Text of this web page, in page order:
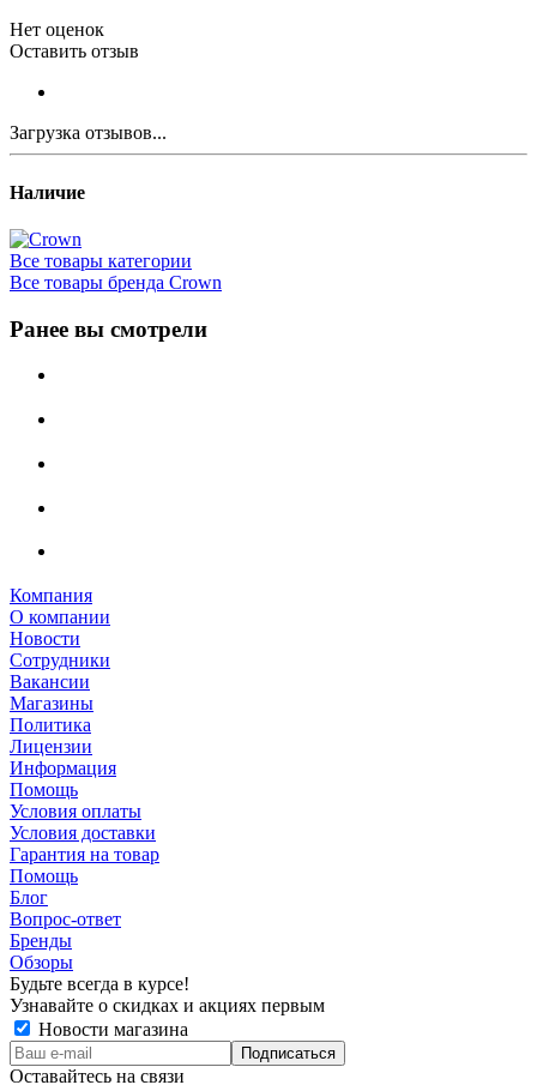
Нет оценок
Оставить отзыв
Загрузка отзывов...
Наличие
Все товары категории
Все товары бренда Crown
Ранее вы смотрели
Компания
О компании
Новости
Сотрудники
Вакансии
Магазины
Политика
Лицензии
Информация
Помощь
Условия оплаты
Условия доставки
Гарантия на товар
Помощь
Блог
Вопрос-ответ
Бренды
Обзоры
Будьте всегда в курсе!
Узнавайте о скидках и акциях первым
Новости магазина
Оставайтесь на связи